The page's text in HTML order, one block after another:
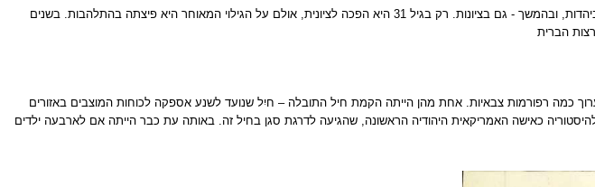
הסקרנות האינטלקטואלית והחיפוש אחר שורשים, חלק מתהליך חקירה עצמית שיאפיין אותה תמיד, הובילו אותה להתעניין יותר ביהדות, ובהמשך - גם בציונות. רק בגיל 31 היא הפכה לציונית, אולם על הגילוי המאוחר היא פיצתה בהתלהבות. בשנים
כמה רפורמות צבאיות. אחת מהן הייתה הקמת חיל התובלה – חיִל שנועד לשנע אספקה לכוחות המוצבים באזורים